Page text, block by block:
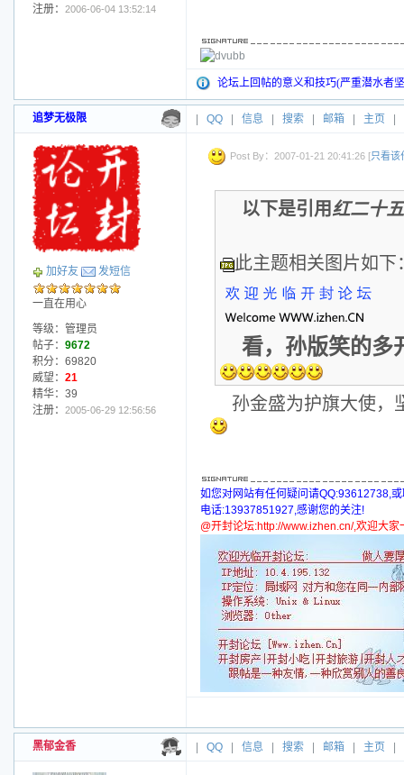
注册： 2006-06-04 13:52:14
论坛上回帖的意义和技巧(严重潜水者
追梦无极限 QQ 信息 搜索 邮箱 主页
加好友 发短信
一直在用心
等级：管理员
帖子： 9672
积分：69820
威望： 21
精华：39
注册： 2005-06-29 12:56:56
Post By：2007-01-21 20:41:26 [只看该
以下是引用红二十
此主题相关图片如下
看，孙版笑的多
孙金盛为护旗大使，
如您对网站有任何疑问请QQ:93612738,
电话:13937851927,感谢您的关注!
@开封论坛:http://www.izhen.cn/,欢迎大家
黑郁金香 QQ 信息 搜索 邮箱 主页